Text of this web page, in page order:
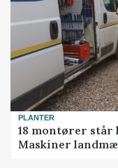
PLANTER
18 montører står
Maskiner